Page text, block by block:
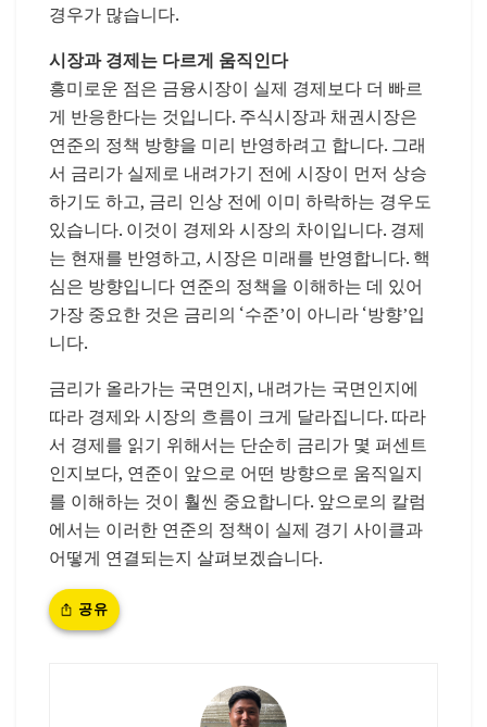
경우가 많습니다.
시장과 경제는 다르게 움직인다
흥미로운 점은 금융시장이 실제 경제보다 더 빠르
게 반응한다는 것입니다. 주식시장과 채권시장은
연준의 정책 방향을 미리 반영하려고 합니다. 그래
서 금리가 실제로 내려가기 전에 시장이 먼저 상승
하기도 하고, 금리 인상 전에 이미 하락하는 경우도
있습니다. 이것이 경제와 시장의 차이입니다. 경제
는 현재를 반영하고, 시장은 미래를 반영합니다. 핵
심은 방향입니다 연준의 정책을 이해하는 데 있어
가장 중요한 것은 금리의 ‘수준’이 아니라 ‘방향’입
니다.
금리가 올라가는 국면인지, 내려가는 국면인지에
따라 경제와 시장의 흐름이 크게 달라집니다. 따라
서 경제를 읽기 위해서는 단순히 금리가 몇 퍼센트
인지보다, 연준이 앞으로 어떤 방향으로 움직일지
를 이해하는 것이 훨씬 중요합니다. 앞으로의 칼럼
에서는 이러한 연준의 정책이 실제 경기 사이클과
어떻게 연결되는지 살펴보겠습니다.
공유